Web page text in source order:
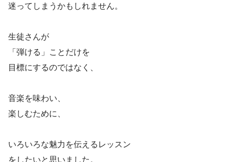
迷ってしまうかもしれません。
生徒さんが
「弾ける」ことだけを
目標にするのではなく、
音楽を味わい、
楽しむために、
いろいろな魅力を伝えるレッスン
をしたいと思いました。